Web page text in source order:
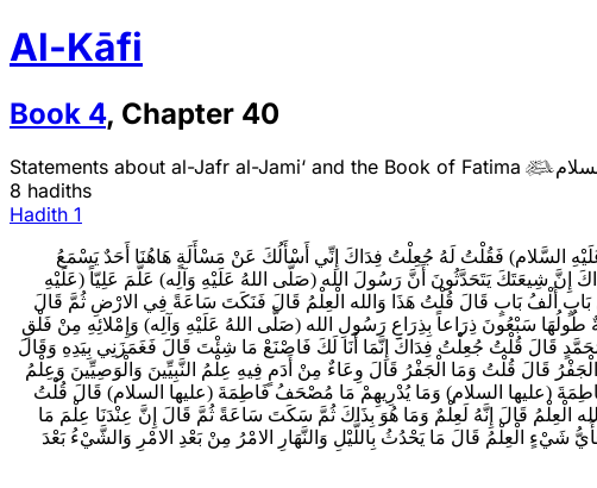
Al-Kāfi
Book 4, Chapter 40
Statements about al-Jafr al-Jami‘ and the Book of Fatima
8 hadiths
Hadith 1
السَّلام) فَقُلْتُ لَهُ جُعِلْتُ فِدَاكَ إِنِّي أَسْأَلُكَ عَنْ مَسْأَلَةٍ هَاهُنَا أَحَدٌ يَسْمَعُ
إِنَّ شِيعَتَكَ يَتَحَدَّثُونَ أَنَّ رَسُولَ الله (صَلَّى اللهُ عَلَيْهِ وَآلِه) عَلَّمَ عَلِيّاً (عَلَيْهِ
بَابٍ أَلْفُ بَابٍ قَالَ قُلْتُ هَذَا وَالله الْعِلْمُ قَالَ فَنَكَتَ سَاعَةً فِي الارْضِ ثُمَّ قَالَ
سَبْعُونَ ذِرَاعاً بِذِرَاعِ رَسُولِ الله (صَلَّى اللهُ عَلَيْهِ وَآلِه) وَإِمْلائِهِ مِنْ فَلْقِ
قَالَ قُلْتُ جُعِلْتُ فِدَاكَ إِنَّمَا أَنَا لَكَ فَاصْنَعْ مَا شِئْتَ قَالَ فَغَمَزَنِي بِيَدِهِ وَقَالَ
قَالَ قُلْتُ وَمَا الْجَفْرُ قَالَ وِعَاءٌ مِنْ أَدَمٍ فِيهِ عِلْمُ النَّبِيِّينَ وَالْوَصِيِّينَ وَعِلْمُ
(عليها السلام) وَمَا يُدْرِيهِمْ مَا مُصْحَفُ فَاطِمَةَ (عليها السلام) قَالَ قُلْتُ
قَالَ إِنَّهُ لَعِلْمٌ وَمَا هُوَ بِذَاكَ ثُمَّ سَكَتَ سَاعَةً ثُمَّ قَالَ إِنَّ عِنْدَنَا عِلْمَ مَا
الْعِلْمُ قَالَ مَا يَحْدُثُ بِاللَّيْلِ وَالنَّهَارِ الامْرُ مِنْ بَعْدِ الامْرِ وَالشَّيْ‏ءُ بَعْدَ